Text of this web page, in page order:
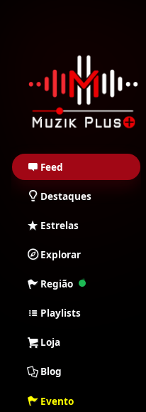
Muzik
Feed
Destaques
Estrelas
Explorar
Região
Playlists
Loja
Blog
Evento